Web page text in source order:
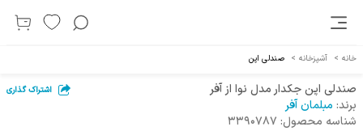
خانه > آشپزخانه > صندلی اپن
صندلی اپن جکدار مدل نوا از آفر اشتراک گذاری
برند: مبلمان آفر
شناسه محصول: 3390787